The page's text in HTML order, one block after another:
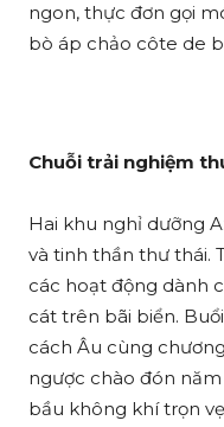
ngon, thực đơn gọi
bò áp chảo côte de
Chuỗi trải nghiệm
Hai khu nghỉ dưỡng
và tinh thần thư thái.
các hoạt động dành
cát trên bãi biển.
cách Âu cùng
ngược chào đón
bầu không khí trọn